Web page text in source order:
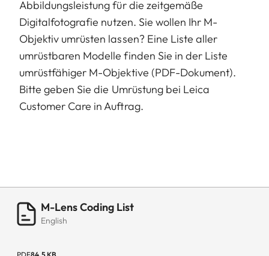
Abbildungsleistung für die zeitgemäße
Digitalfotografie nutzen. Sie wollen Ihr M-
Objektiv umrüsten lassen? Eine Liste aller
umrüstbaren Modelle finden Sie in der Liste
umrüstfähiger M-Objektive (PDF-Dokument).
Bitte geben Sie die Umrüstung bei Leica
Customer Care in Auftrag.
M-Lens Coding List
English